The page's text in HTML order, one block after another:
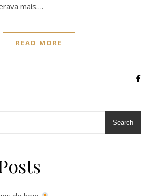
mais….
READ MORE
Search